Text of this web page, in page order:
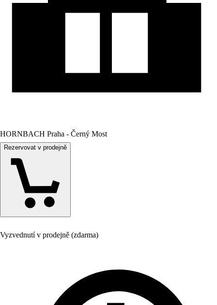
HORNBACH Praha - Černý Most
Rezervovat v prodejně
Vyzvednutí v prodejně (zdarma)